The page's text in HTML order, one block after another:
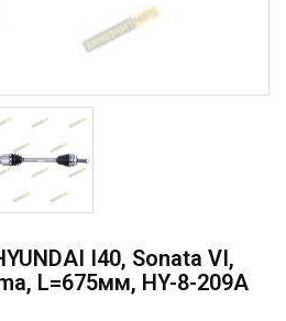
I40, Sonata VI,
L=675мм, HY-8-209A